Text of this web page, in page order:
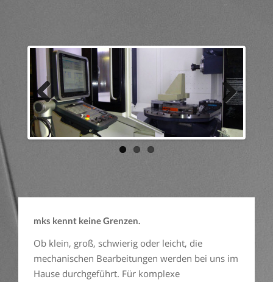
Previous Next
mks kennt keine Grenzen.
Ob klein, groß, schwierig oder leicht, die
mechanischen Bearbeitungen werden bei uns im
Hause durchgeführt. Für komplexe